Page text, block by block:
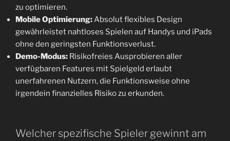
zu optimieren.
Mobile Optimierung:Absolut flexibles Design
gewährleistet nahtloses Spielen auf Handys und iPads
ohne den geringsten Funktionsverlust.
Demo-Modus: Risikofreies Ausprobieren aller
verfügbaren Features mit Spielgeld erlaubt
unerfahrenen Nutzern, die Funktionsweise ohne
irgendein finanzielles Risiko zu erkunden.
Welcher spezifische Spieler gewinnt am